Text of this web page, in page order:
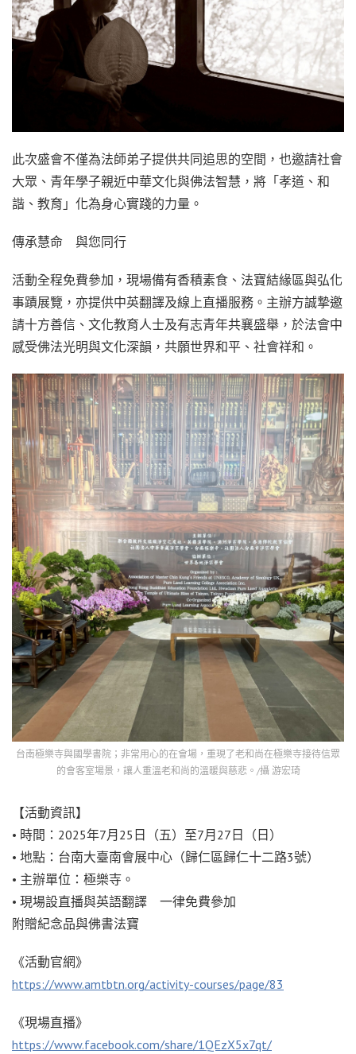
此次盛會不僅為法師弟子提供共同追思的空間，也邀請社會
大眾、青年學子親近中華文化與佛法智慧，將「孝道、和
諧、教育」化為身心實踐的力量。
傳承慧命 與您同行
活動全程免費參加，現場備有香積素食、法寶結緣區與弘化
事蹟展覽，亦提供中英翻譯及線上直播服務。主辦方誠摯邀
請十方善信、文化教育人士及有志青年共襄盛舉，於法會中
感受佛法光明與文化深韻，共願世界和平、社會祥和。
台南極樂寺與國學書院；非常用心的在會場，重現了老和尚在極樂寺接待信眾
的會客室場景，讓人重溫老和尚的溫暖與慈悲。/攝 游宏琦
【活動資訊】
• 時間：2025年7月25日（五）至7月27日（日）
• 地點：台南大臺南會展中心（歸仁區歸仁十二路3號）
• 主辦單位：極樂寺。
• 現場設直播與英語翻譯 一律免費參加
附贈紀念品與佛書法寶
《活動官網》
https://www.amtbtn.org/activity-courses/page/83
《現場直播》
https://www.facebook.com/share/1QEzX5x7qt/